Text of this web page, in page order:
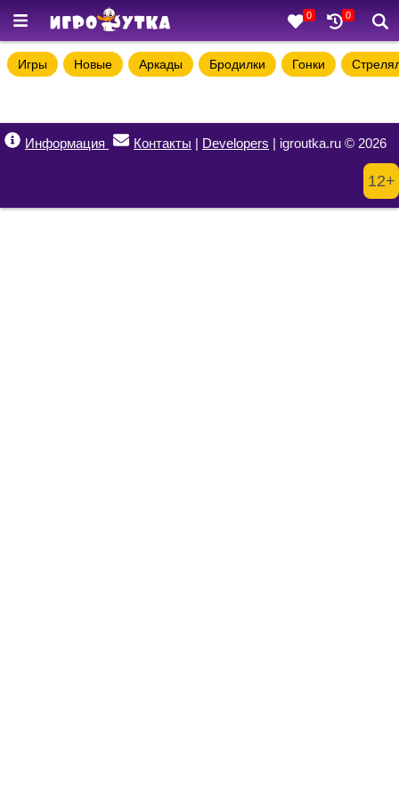
0 0
Игры Новые Аркады Бродилки Гонки
Информация Контакты | Developers | igroutka.ru © 2026
12+